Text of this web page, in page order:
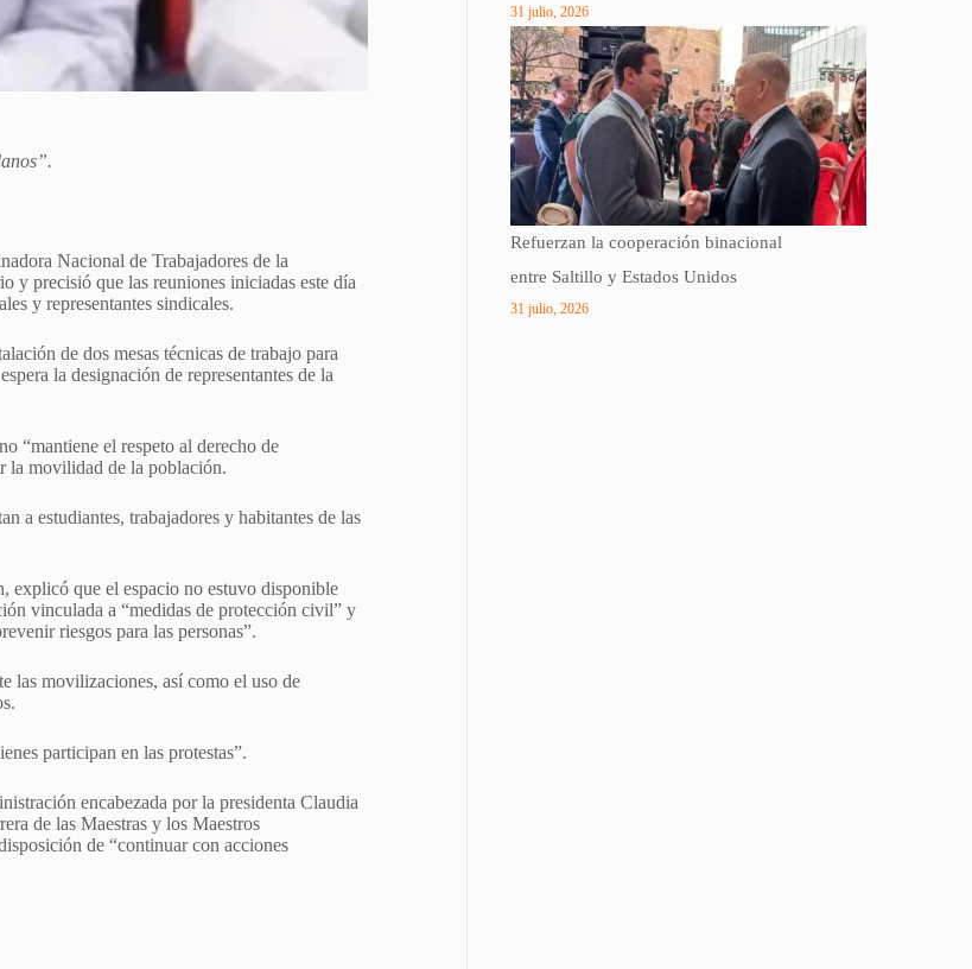
Nacional de Trabajadores de la
y precisió que las reuniones iniciadas este día
y representantes sindicales.
de dos mesas técnicas de trabajo para
la designación de representantes de la
“mantiene el respeto al derecho de
la movilidad de la población.
a estudiantes, trabajadores y habitantes de las
explicó que el espacio no estuvo disponible
vinculada a “medidas de protección civil” y
riesgos para las personas”.
las movilizaciones, así como el uso de
participan en las protestas”.
encabezada por la presidenta Claudia
de las Maestras y los Maestros
de “continuar con acciones
31 julio, 2026
Refuerzan la cooperación binacional
entre Saltillo y Estados Unidos
31 julio, 2026